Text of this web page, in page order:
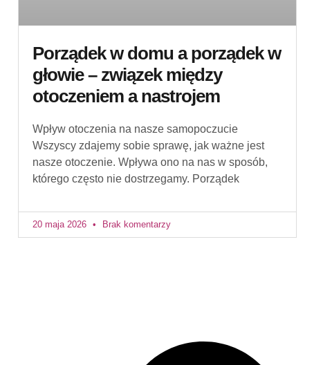
Porządek w domu a porządek w
głowie – związek między
otoczeniem a nastrojem
Wpływ otoczenia na nasze samopoczucie
Wszyscy zdajemy sobie sprawę, jak ważne jest
nasze otoczenie. Wpływa ono na nas w sposób,
którego często nie dostrzegamy. Porządek
20 maja 2026 Brak komentarzy